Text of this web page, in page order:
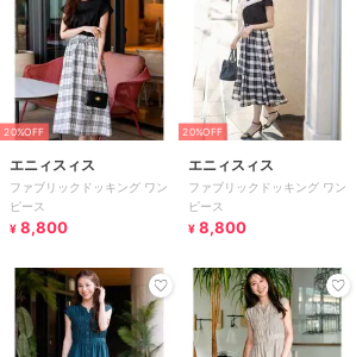
20%OFF
エニィスィス
ファブリックドッキング ワン
ピース
¥ 8,800
20%OFF
エニィスィス
ファブリックドッキング ワン
ピース
¥ 8,800